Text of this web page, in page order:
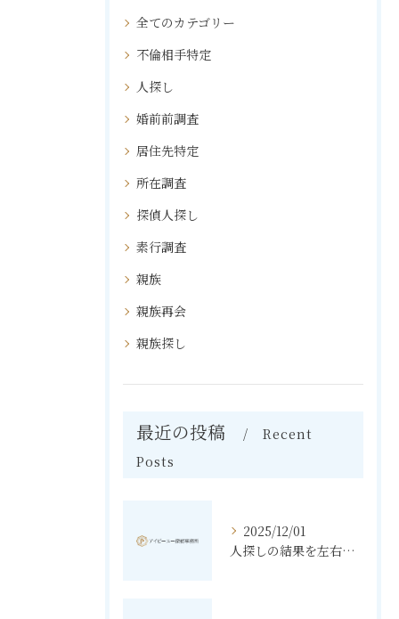
全てのカテゴリー
不倫相手特定
人探し
婚前前調査
居住先特定
所在調査
探偵人探し
素行調査
親族
親族再会
親族探し
最近の投稿
Recent
Posts
2025/12/01
人探しの結果を左右する東京都文京区での調査手順と費用相場